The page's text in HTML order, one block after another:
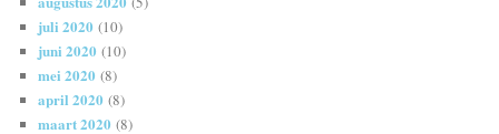
juli 2020 (10)
juni 2020 (10)
mei 2020 (8)
april 2020 (8)
maart 2020 (8)